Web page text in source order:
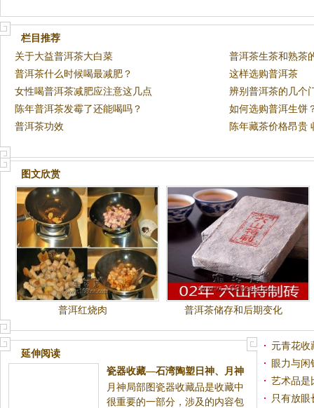
栏目推荐
关于大益普洱茶大白菜
普洱茶生茶和熟茶
普洱茶什么时候喝最减肥？
这样选购普洱茶
女性喝普洱茶减肥应注意这几点
辨别普洱茶的几个
陈年普洱茶发霉了还能喝吗？
如何选购普洱生饼
普洱茶功效
陈年藏茶价格昂贵
图文欣赏
普洱红烧肉 普洱茶储存和后期变化
延伸阅读
瓷器收藏—石湾陶塑日神、月神
月神局部图瓷器收藏品是收藏中
很重要的一部分，涉及的内容包
元青花收
眼力与闲
素
艺术品是
只有放眼